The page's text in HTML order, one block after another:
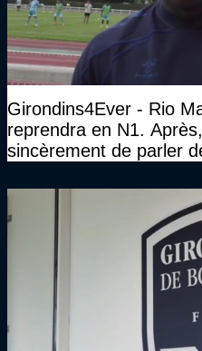
Girondins4Ever - Rio
reprendra en N1.
sincèrement de parler